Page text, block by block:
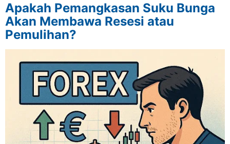
Apakah Pemangkasan Suku Bunga
Akan Membawa Resesi atau
Pemulihan?